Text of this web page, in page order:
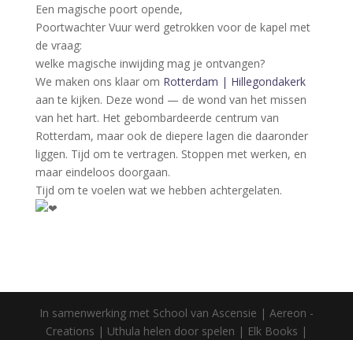
Een magische poort opende,
Poortwachter Vuur werd getrokken voor de kapel met
de vraag:
welke magische inwijding mag je ontvangen?
We maken ons klaar om Rotterdam | Hillegondakerk
aan te kijken. Deze wond — de wond van het missen
van het hart. Het gebombardeerde centrum van
Rotterdam, maar ook de diepere lagen die daaronder
liggen. Tijd om te vertragen. Stoppen met werken, en
maar eindeloos doorgaan.
Tijd om te voelen wat we hebben achtergelaten.
In samenwerking met School van Ascensie | Aereon -
Creations | Uthula helen door spelen | Elk Books |